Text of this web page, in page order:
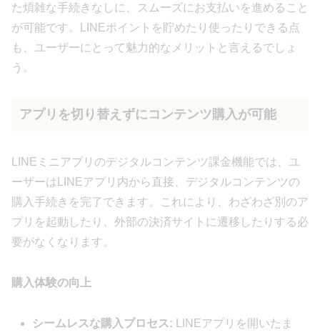
た煩雑な手続きなしに、スムーズにお支払いを進めること
が可能です。LINEポイントを貯めたり使ったりできる点
も、ユーザーにとって魅力的なメリットと言えるでしょ
う。
アプリを切り替えずにコンテンツ購入が可能
LINEミニアプリのデジタルコンテンツ課金機能では、ユ
ーザーはLINEアプリ内から直接、デジタルコンテンツの
購入手続きを完了できます。これにより、わざわざ別のア
プリを起動したり、外部の決済サイトに遷移したりする必
要がなくなります。
購入体験の向上
シームレスな購入プロセス: LINEアプリを開いたま